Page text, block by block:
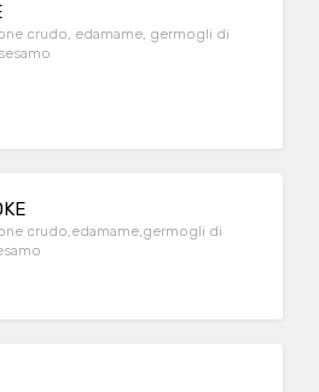
crudo, edamame, germogli di
crudo,edamame,germogli di